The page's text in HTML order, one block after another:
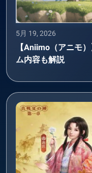
5月 19, 2026
【Aniimo（アニモ
ム内容も解説